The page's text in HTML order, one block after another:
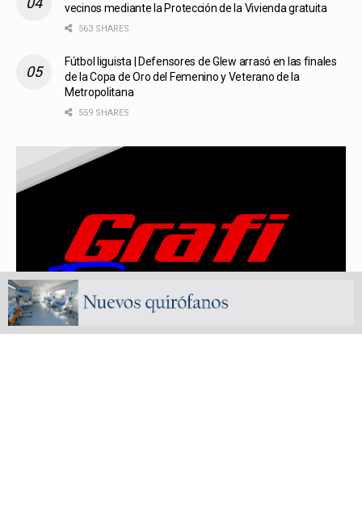
vecinos mediante la Protección de la Vivienda gratuita
563 SHARES
Fútbol liguista | Defensores de Glew arrasó en las finales
de la Copa de Oro del Femenino y Veterano de la
Metropolitana
559 SHARES